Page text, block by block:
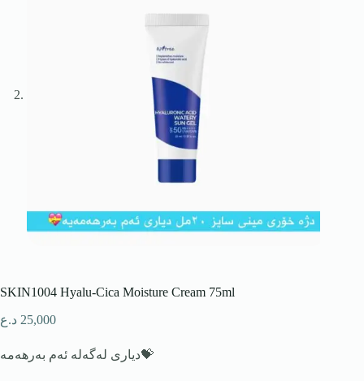
SKIN1004 Hyalu-Cica Moisture Cream 75ml
25,000 د.ع
دیاری لەگەلە ئەم بەرهەمە💝